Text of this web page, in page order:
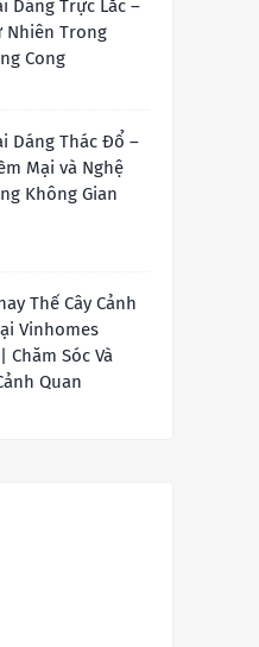
Dáng Trực Lắc –
Nhiên Trong
Cong
Dáng Thác Đổ –
Mại và Nghệ
Không Gian
Thế Cây Cảnh
Vinhomes
Chăm Sóc Và
Quan